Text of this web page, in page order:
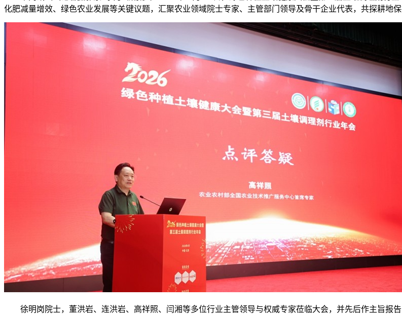
化肥减量增效、绿色农业发展等关键议题，汇聚农业领域院士专家、主管部门领导及骨干企业代表，共探耕地
徐明岗院士，董洪岩、连洪岩、高祥照、闫湘等多位行业主管领导与权威专家莅临大会，并先后作主旨报